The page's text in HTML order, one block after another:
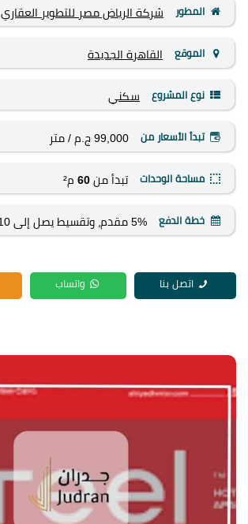
المطور شركة الرياض مصر للتطوير العقاري
الموقع القاهرة الجديدة
نوع المشروع سكني
تبدأ الأسعار من 99,000 ج.م / متر
مساحة الوحدات تبدأ من 60م²
خطة الدفع 5% مقدم، وتقسيط يصل إلى 10 سنوات
اتصل بنا واتساب